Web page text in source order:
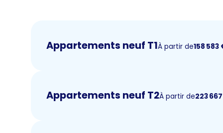
Appartements neuf T1À partir de158 583
Appartements neuf T2À partir de223 667